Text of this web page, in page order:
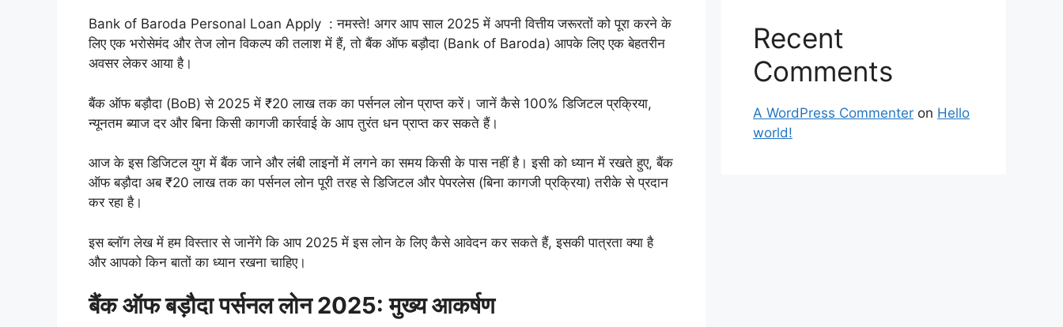
Bank of Baroda Personal Loan Apply : नमस्ते! अगर आप साल 2025 में अपनी वित्तीय जरूरतों को पूरा करने के
लिए एक भरोसेमंद और तेज लोन विकल्प की तलाश में हैं, तो बैंक ऑफ बड़ौदा (Bank of Baroda) आपके लिए एक बेहतरीन
अवसर लेकर आया है।
बैंक ऑफ बड़ौदा (BoB) से 2025 में ₹20 लाख तक का पर्सनल लोन प्राप्त करें। जानें कैसे 100% डिजिटल प्रक्रिया,
न्यूनतम ब्याज दर और बिना किसी कागजी कार्रवाई के आप तुरंत धन प्राप्त कर सकते हैं।
आज के इस डिजिटल युग में बैंक जाने और लंबी लाइनों में लगने का समय किसी के पास नहीं है। इसी को ध्यान में रखते हुए, बैंक
ऑफ बड़ौदा अब ₹20 लाख तक का पर्सनल लोन पूरी तरह से डिजिटल और पेपरलेस (बिना कागजी प्रक्रिया) तरीके से प्रदान
कर रहा है।
इस ब्लॉग लेख में हम विस्तार से जानेंगे कि आप 2025 में इस लोन के लिए कैसे आवेदन कर सकते हैं, इसकी पात्रता क्या है
और आपको किन बातों का ध्यान रखना चाहिए।
बैंक ऑफ बड़ौदा पर्सनल लोन 2025: मुख्य आकर्षण
Recent
Comments
A WordPress Commenter on Hello
world!